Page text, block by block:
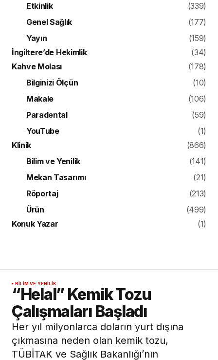
Makale
(106)
Paradental
(59)
YouTube
(1)
Klinik
(866)
Bilim ve Yenilik
(141)
Mekan Tasarımı
(21)
Röportaj
(213)
Ürün
(499)
Konuk Yazar
(1)
BILIM VE YENILIK
“Helal” Kemik Tozu
Çalışmaları Başladı
Türkiye’de üretilecek.
23 Mayıs 2016